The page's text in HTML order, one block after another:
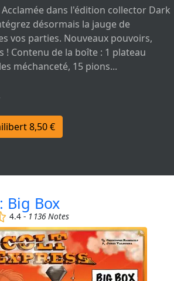
dans l'édition collector Dark
désormais la jauge de
vos parties. Nouveaux pouvoirs,
! Contenu de la boîte : 1 plateau
méchanceté, 15 pions...
8,50 €
Big Box
(,)
4.4 - 1 136 Notes